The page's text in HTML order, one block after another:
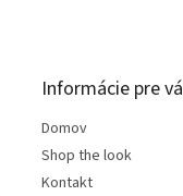
Informácie pre
Domov
Shop the look
Kontakt